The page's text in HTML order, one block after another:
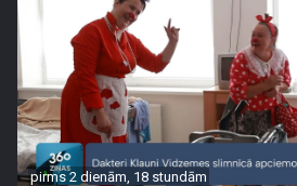
pirms 2 dienām, 18 stundām